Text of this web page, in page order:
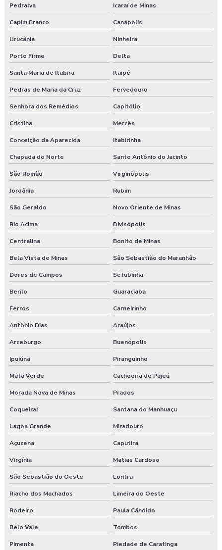
Pedralva Icaraí de Minas
Capim Branco Canápolis
Urucânia Ninheira
Porto Firme Delta
Santa Maria de Itabira Itaipé
Pedras de Maria da Cruz Fervedouro
Senhora dos Remédios Capitólio
Cristina Mercês
Conceição da Aparecida Itabirinha
Chapada do Norte Santo Antônio do Jacinto
São Romão Virginópolis
Jordânia Rubim
São Geraldo Novo Oriente de Minas
Rio Acima Divisópolis
Centralina Bonito de Minas
Bela Vista de Minas São Sebastião do Maranhão
Dores de Campos Setubinha
Berilo Guaraciaba
Ferros Carneirinho
Antônio Dias Araújos
Arceburgo Buenópolis
Ipuiúna Piranguinho
Mata Verde Cachoeira de Pajeú
Morada Nova de Minas Prados
Coqueiral Santana do Manhuaçu
Lagoa Grande Miradouro
Açucena Caputira
Virgínia Matias Cardoso
São Sebastião do Oeste Lontra
Riacho dos Machados Limeira do Oeste
Rodeiro Paula Cândido
Belo Vale Tombos
Pimenta Piedade de Caratinga